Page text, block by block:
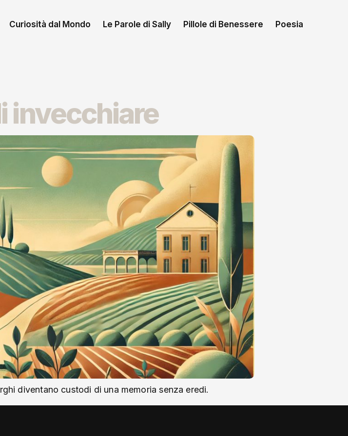
Curiosità dal Mondo Le Parole di Sally Pillole di Benessere Poesia
invecchiare
diventano custodi di una memoria senza eredi.